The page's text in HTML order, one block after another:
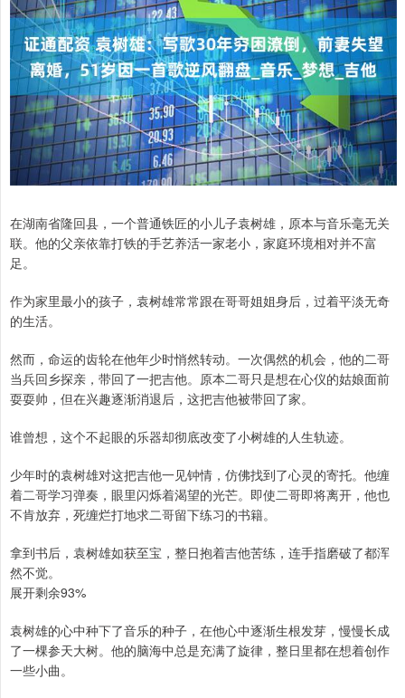
在湖南省隆回县，一个普通铁匠的小儿子袁树雄，原本与音乐毫无关
联。他的父亲依靠打铁的手艺养活一家老小，家庭环境相对并不富
足。
作为家里最小的孩子，袁树雄常常跟在哥哥姐姐身后，过着平淡无奇
的生活。
然而，命运的齿轮在他年少时悄然转动。一次偶然的机会，他的二哥
当兵回乡探亲，带回了一把吉他。原本二哥只是想在心仪的姑娘面前
耍耍帅，但在兴趣逐渐消退后，这把吉他被带回了家。
谁曾想，这个不起眼的乐器却彻底改变了小树雄的人生轨迹。
少年时的袁树雄对这把吉他一见钟情，仿佛找到了心灵的寄托。他缠
着二哥学习弹奏，眼里闪烁着渴望的光芒。即使二哥即将离开，他也
不肯放弃，死缠烂打地求二哥留下练习的书籍。
拿到书后，袁树雄如获至宝，整日抱着吉他苦练，连手指磨破了都浑
然不觉。
展开剩余93%
袁树雄的心中种下了音乐的种子，在他心中逐渐生根发芽，慢慢长成
了一棵参天大树。他的脑海中总是充满了旋律，整日里都在想着创作
一些小曲。